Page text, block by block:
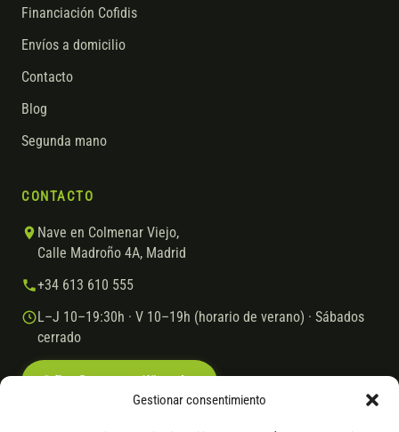
Gestionar consentimiento
Financiación Cofidis
Envíos a domicilio
Contacto
Blog
Segunda mano
CONTACTO
Nave en Colmenar Viejo,
Calle Madroño 4A, Madrid
+34 613 610 555
L–J 10–19:30h · V 10–19h (horario de verano) · Sábados
cerrado